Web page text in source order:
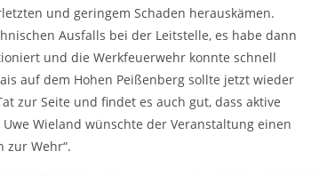
und geringem Schaden herauskämen.
Ausfalls bei der Leitstelle, es habe dann
und die Werkfeuerwehr konnte schnell
auf dem Hohen Peißenberg sollte jetzt wieder
zur Seite und findet es auch gut, dass aktive
Wieland wünschte der Veranstaltung einen
zur Wehr“.